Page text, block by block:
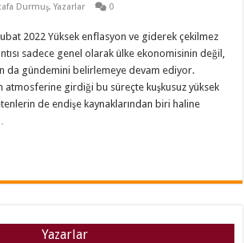
Durmuş,Yazarlar 0
2022 Yüksek enflasyon ve giderek çekilmez
sadece genel olarak ülke ekonomisinin değil,
da gündemini belirlemeye devam ediyor.
atmosferine girdiği bu süreçte kuşkusuz yüksek
de endişe kaynaklarından biri haline
Yazarlar